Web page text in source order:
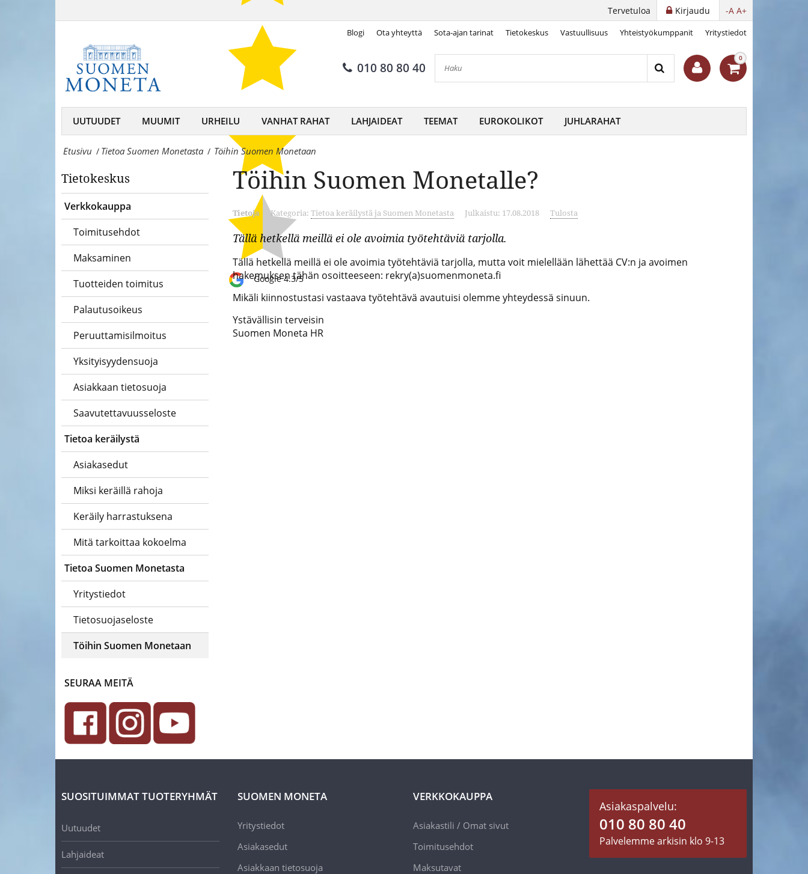
Monetaan
Suomen
MonetaSuomen
Moneta
–
keräilijän
kumppani,
rahojen
mitaleiden
asiantuntija
-A A+
Kirjaudu
Tervetuloa
Blogi Ota yhteyttä Sota-ajan tarinat Tietokeskus Vastuullisuus Yhteistyökumppanit Yritystiedot
Google 4.3/5
010 80 80 40
0
UUTUUDET MUUMIT URHEILU VANHAT RAHAT LAHJAIDEAT TEEMAT EUROKOLIKOT JUHLARAHAT
Etusivu / Tietoa Suomen Monetasta / Töihin Suomen Monetaan
Tietokeskus
Verkkokauppa
Toimitusehdot
Maksaminen
Tuotteiden toimitus
Palautusoikeus
Peruuttamisilmoitus
Yksityisyydensuoja
Asiakkaan tietosuoja
Saavutettavuusseloste
Tietoa keräilystä
Asiakasedut
Miksi keräillä rahoja
Keräily harrastuksena
Mitä tarkoittaa kokoelma
Tietoa Suomen Monetasta
Yritystiedot
Tietosuojaseloste
Töihin Suomen Monetaan
Töihin Suomen Monetalle?
Tietoja Kategoria: Tietoa keräilystä ja Suomen Monetasta Julkaistu: 17.08.2018 Tulosta
Tällä hetkellä meillä ei ole avoimia työtehtäviä tarjolla.
Tällä hetkellä meillä ei ole avoimia työtehtäviä tarjolla, mutta voit mielellään lähettää CV:n ja avoimen
hakemuksen tähän osoitteeseen: rekry(a)suomenmoneta.fi
Mikäli kiinnostustasi vastaava työtehtävä avautuisi olemme yhteydessä sinuun.
Ystävällisin terveisin
Suomen Moneta HR
SEURAA MEITÄ
SUOSITUIMMAT TUOTERYHMÄT
Uutuudet
Lahjaideat
SUOMEN MONETA
Yritystiedot
Asiakasedut
Asiakkaan tietosuoja
VERKKOKAUPPA
Asiakastili / Omat sivut
Toimitusehdot
Maksutavat
Asiakaspalvelu:
010 80 80 40
Palvelemme arkisin klo 9-13
keräilijän
kumppani,